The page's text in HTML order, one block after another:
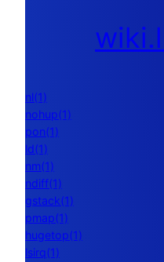
nl(1)
nohup(1)
pon(1)
ld(1)
nm(1)
ndiff(1)
gstack(1)
pmap(1)
hugetop(1)
lsirq(1)